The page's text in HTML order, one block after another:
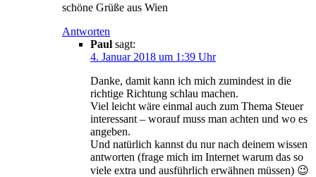
schöne Grüße aus Wien
Antworten
Paul sagt:
4. Januar 2018 um 1:39 Uhr
Danke, damit kann ich mich zumindest in die
richtige Richtung schlau machen.
Viel leicht wäre einmal auch zum Thema Steuer
interessant – worauf muss man achten und wo es
angeben.
Und natürlich kannst du nur nach deinem wissen
antworten (frage mich im Internet warum das so
viele extra und ausführlich erwähnen müssen) 😉